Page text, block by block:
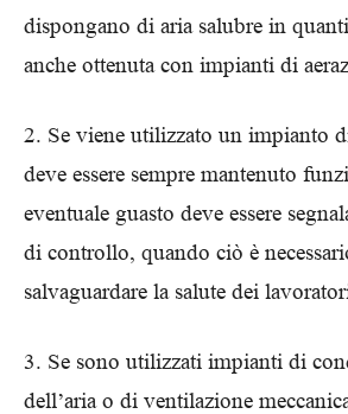
dispongano di aria salubre in
anche ottenuta con impianti di
2. Se viene utilizzato un impianto
deve essere sempre mantenuto
eventuale guasto deve essere
di controllo, quando ciò è
salvaguardare la salute dei
3. Se sono utilizzati impianti di
dell’aria o di ventilazione